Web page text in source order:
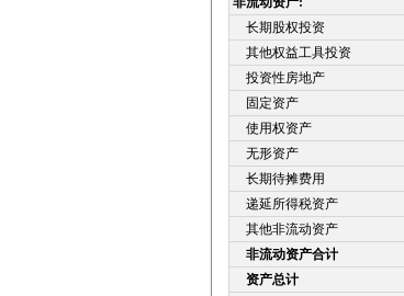
长期股权投资
其他权益工具投资
投资性房地产
固定资产
使用权资产
无形资产
长期待摊费用
递延所得税资产
其他非流动资产
非流动资产合计
资产总计